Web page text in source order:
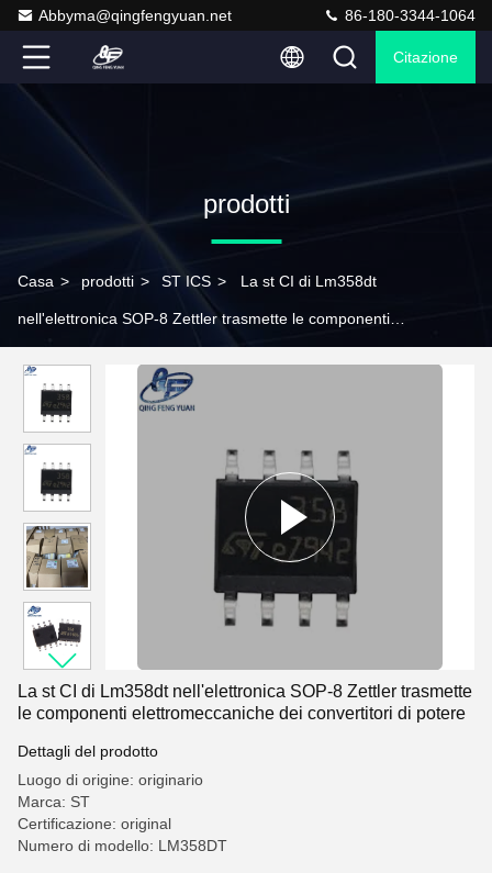
Abbyma@qingfengyuan.net 86-180-3344-1064
Citazione
prodotti
Casa > prodotti > ST ICS > La st CI di Lm358dt
nell'elettronica SOP-8 Zettler trasmette le componenti
La st CI di Lm358dt nell'elettronica SOP-8 Zettler trasmette
le componenti elettromeccaniche dei convertitori di potere
Dettagli del prodotto
Luogo di origine: originario
Marca: ST
Certificazione: original
Numero di modello: LM358DT